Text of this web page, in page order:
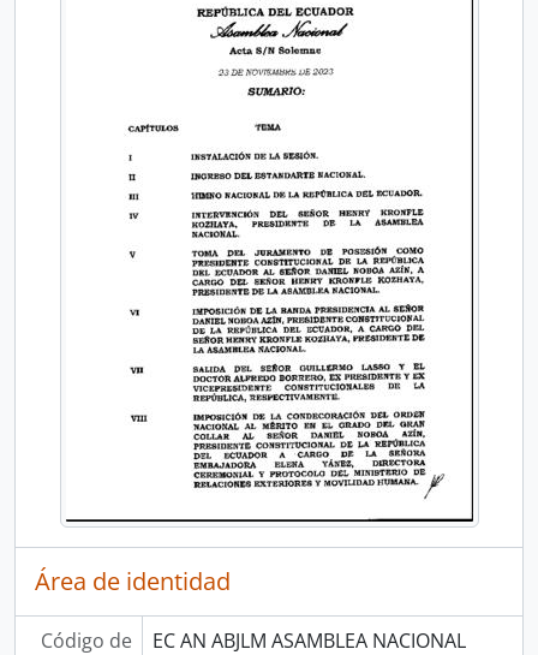
Área de identidad
Código de
EC AN ABJLM ASAMBLEA NACIONAL